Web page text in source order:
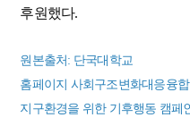
후원했다.
원본출처: 단국대학교
홈페이지 사회구조변화대응융
지구환경을 위한 기후행동 캠페